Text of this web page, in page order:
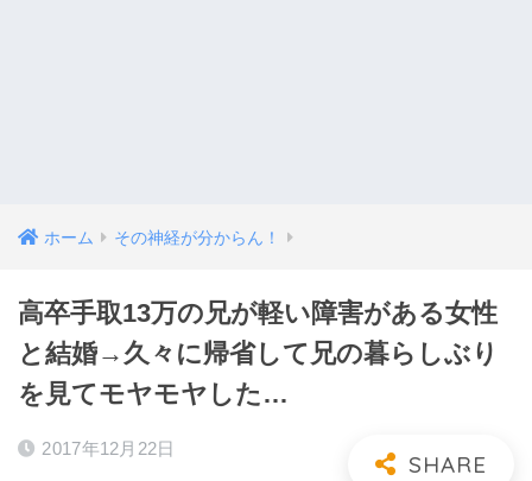
ホーム その神経が分からん！
高卒手取13万の兄が軽い障害がある女性
と結婚→久々に帰省して兄の暮らしぶり
を見てモヤモヤした…
2017年12月22日